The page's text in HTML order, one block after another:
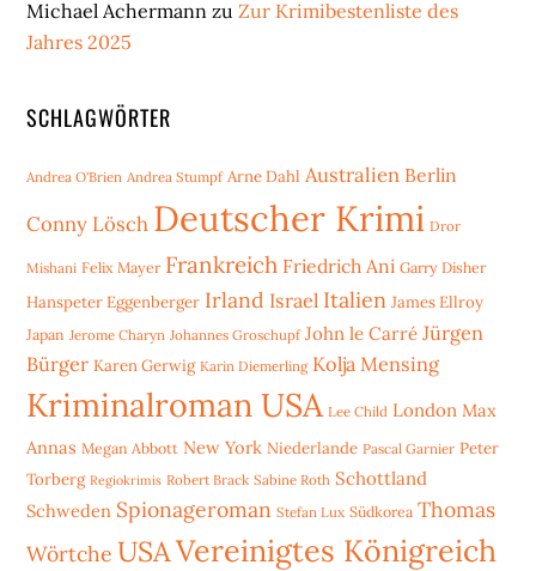
Michael Achermann zuZur Krimibestenliste des
Jahres 2025
SCHLAGWÖRTER
Andrea O'Brien Andrea Stumpf Arne Dahl Australien Berlin
Conny Lösch Deutscher Krimi Dror
Mishani Felix Mayer Frankreich Friedrich Ani Garry Disher
Hanspeter Eggenberger Irland Israel Italien James Ellroy
Japan Jerome Charyn Johannes Groschupf John le Carré Jürgen
Bürger Karen Gerwig Karin Diemerling Kolja Mensing
Kriminalroman USA Lee Child London Max
Annas Megan Abbott New York Niederlande Pascal Garnier Peter
Torberg Regiokrimis Robert Brack Sabine Roth Schottland
Schweden Spionageroman Stefan Lux Südkorea Thomas
Wörtche USAVereinigtes Königreich